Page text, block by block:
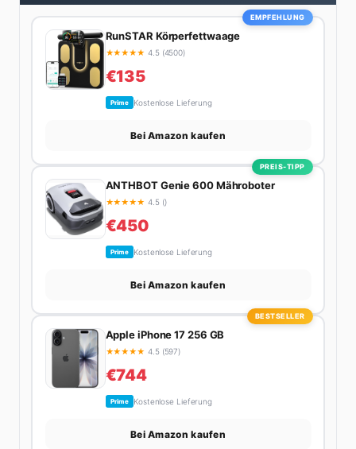
Wochenenden am liebsten in der Natur oder auf dem
EMPFEHLUNG
RunSTAR Körperfettwaage
★★★★★ 4.5 (4500)
€135
Prime Kostenlose Lieferung
Bei Amazon kaufen
PREIS-TIPP
ANTHBOT Genie 600 Mähroboter
★★★★★ 4.5 ()
€450
Prime Kostenlose Lieferung
Bei Amazon kaufen
BESTSELLER
Apple iPhone 17 256 GB
★★★★★ 4.5 (597)
€744
Prime Kostenlose Lieferung
Bei Amazon kaufen